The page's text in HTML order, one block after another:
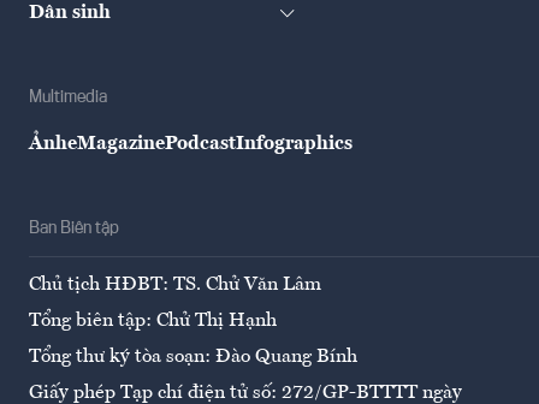
Dân sinh
Multimedia
ẢnheMagazinePodcastInfographics
Ban Biên tập
Chủ tịch HĐBT: TS. Chử Văn Lâm
Tổng biên tập: Chử Thị Hạnh
Tổng thư ký tòa soạn: Đào Quang Bính
Giấy phép Tạp chí điện tử số: 272/GP-BTTTT ngày